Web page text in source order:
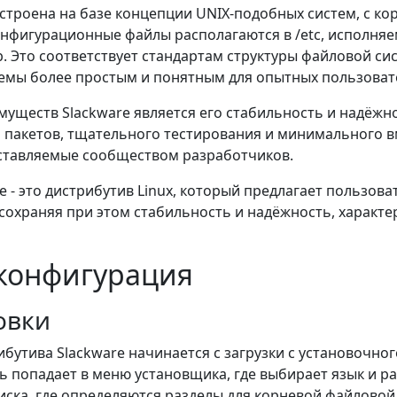
на базе концепции UNIX-подобных систем, с
файлы располагаются в /etc,
соответствует стандартам структуры файловой
более простым и понятным для опытных
Slackware является его стабильность и
тщательного тестирования и минимального
сообществом разработчиков.
это дистрибутив Linux, который предлагает
при этом стабильность и надёжность,
Slackware начинается с загрузки с
попадает в меню установщика, где выбирает язык и